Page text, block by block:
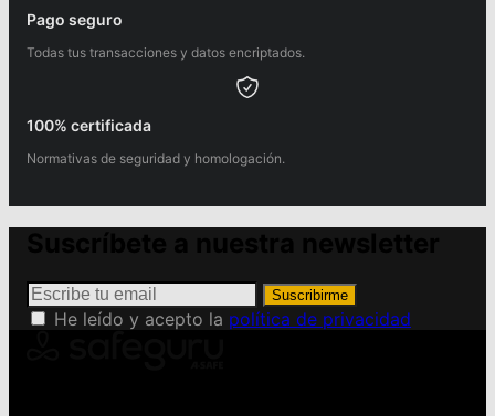
Pago seguro
Todas tus transacciones y datos encriptados.
100% certificada
Normativas de seguridad y homologación.
Suscribirme
He leído y acepto la política de privacidad